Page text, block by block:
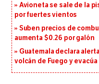
Avioneta se sale de la
por fuertes vientos
Suben precios de
aumenta $0.26 por galón
Guatemala declara
volcán de Fuego y